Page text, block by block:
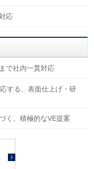
応
で社内一貫対応
する、表面仕上げ・研
く、積極的なVE提案